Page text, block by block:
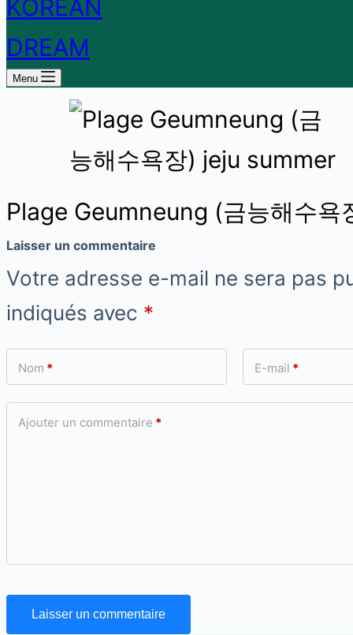
Menu
Plage Geumneung (금능해수욕
Laisser un commentaire
Votre adresse e-mail ne sera pas
indiqués avec *
Nom * E-mail *
Ajouter un commentaire *
Laisser un commentaire